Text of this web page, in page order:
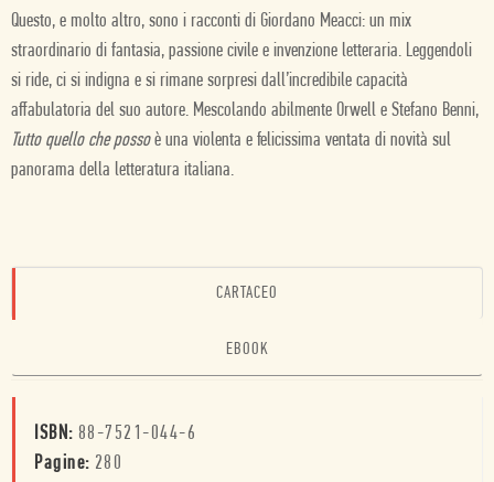
Questo, e molto altro, sono i racconti di Giordano Meacci: un mix
straordinario di fantasia, passione civile e invenzione letteraria. Leggendoli
si ride, ci si indigna e si rimane sorpresi dall’incredibile capacità
affabulatoria del suo autore. Mescolando abilmente Orwell e Stefano Benni,
Tutto quello che possoè una violenta e felicissima ventata di novità sul
panorama della letteratura italiana.
CARTACEO
EBOOK
ISBN: 88-7521-044-6
Pagine: 280